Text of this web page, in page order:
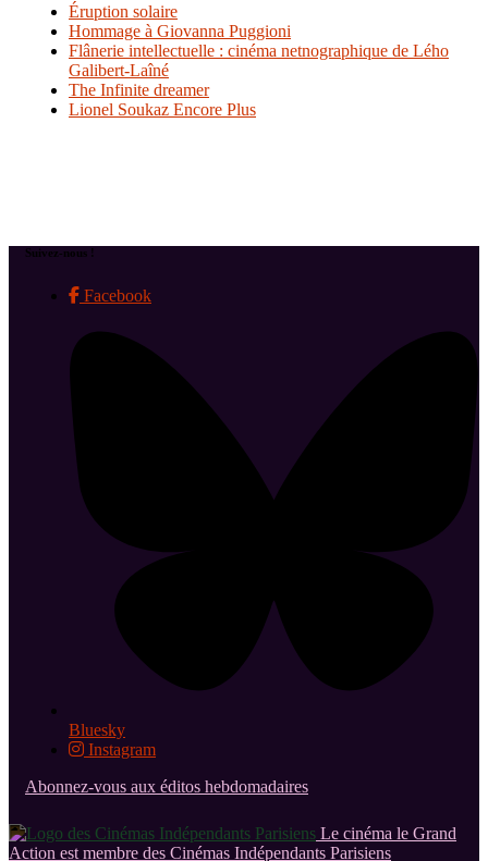
Éruption solaire
Hommage à Giovanna Puggioni
Flânerie intellectuelle : cinéma netnographique de Lého
Galibert-Laîné
The Infinite dreamer
Lionel Soukaz Encore Plus
Suivez-nous !
Facebook
Bluesky
Instagram
Abonnez-vous aux éditos hebdomadaires
Le cinéma le Grand
Action est membre des Cinémas Indépendants Parisiens